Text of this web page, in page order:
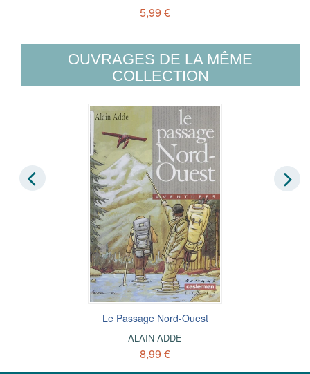
5,99 €
OUVRAGES DE LA MÊME
COLLECTION
Le Passage Nord-Ouest
ALAIN ADDE
8,99 €